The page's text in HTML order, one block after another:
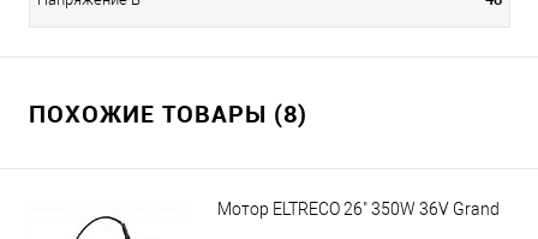
ПОХОЖИЕ ТОВАРЫ (8)
Мотор ELTRECO 26" 350W 36V Grand